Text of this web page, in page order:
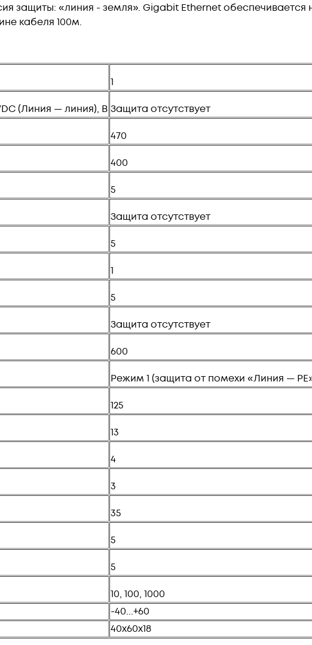
защиты: «линия - земля». Gigabit Ethernet обеспечивается
кабеля 100м.
1
(Линия — линия), В Защита отсутствует
470
400
5
Защита отсутствует
5
1
5
Защита отсутствует
600
Режим 1 (защита от помехи «Линия —
125
13
4
3
35
5
5
10, 100, 1000
-40...+60
40х60х18